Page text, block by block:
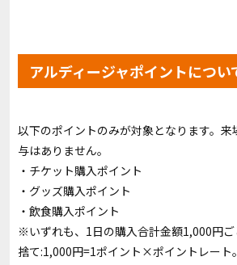
アルディージャポイントについ
以下のポイントのみが対象となります。
与はありません。
・チケット購入ポイント
・グッズ購入ポイント
・飲食購入ポイント
※いずれも、1日の購入合計金額1,000円
捨て:1,000円=1ポイント×ポイントレート